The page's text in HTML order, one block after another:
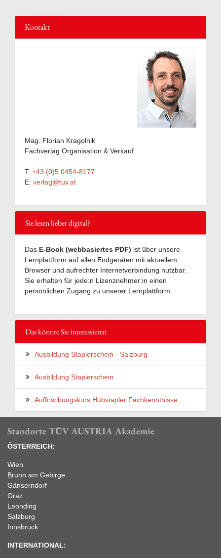
Kontakt
Mag. Florian Kragolnik
Fachverlag Organisation & Verkauf
T: +43 (0)5 0454-8177
E: verlag@tuv.at
Sie lesen lieber digital?
Das E-Book (webbasiertes PDF) ist über unsere
Lernplattform auf allen Endgeräten mit aktuellem
Browser und aufrechter Internetverbindung nutzbar.
Sie erhalten für jede:n Lizenznehmer:in einen
persönlichen Zugang zu unserer Lernplattform.
Das könnte Sie interessieren
Ausbildung Staplerschein - Salzburg
Ausbildung Staplerschein
Auffrischungskurs Hubstapler Fachkenntnisse
Standorte TÜV AUSTRIA Akademie
ÖSTERREICH:
Wien
Brunn am Gebirge
Gänserndorf
Graz
Leonding
Salzburg
Innsbruck
INTERNATIONAL: